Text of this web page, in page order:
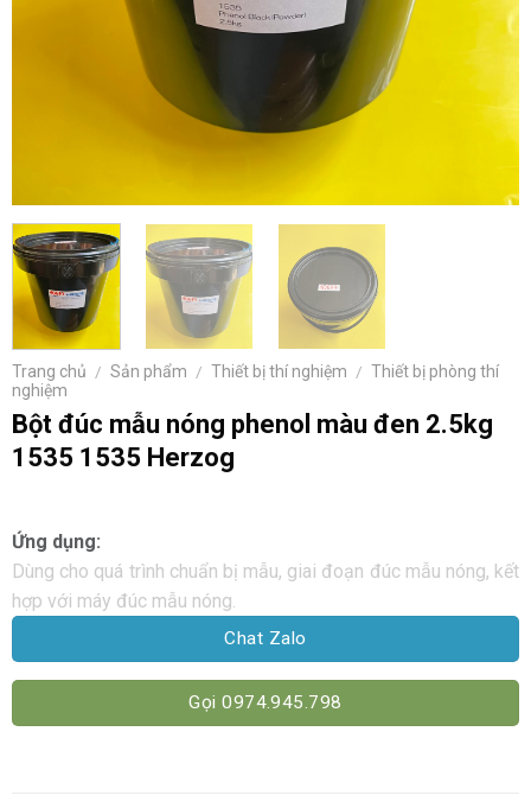
Trang chủ / Sản phẩm / Thiết bị thí nghiệm / Thiết bị phòng thí
nghiệm
Bột đúc mẫu nóng phenol màu đen 2.5kg
1535 1535 Herzog
Ứng dụng:
Dùng cho quá trình chuẩn bị mẫu, giai đoạn đúc mẫu nóng, kết
hợp với máy đúc mẫu nóng.
Chat Zalo
Gọi 0974.945.798